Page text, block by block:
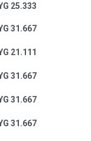
25.333
31.667
21.111
31.667
31.667
31.667